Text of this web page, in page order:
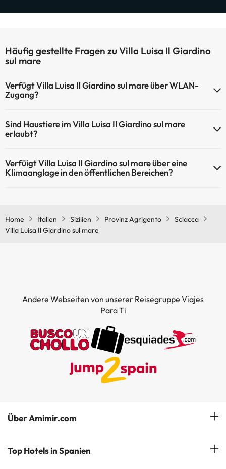
Häufig gestellte Fragen zu Villa Luisa Il Giardino
sul mare
Verfügt Villa Luisa Il Giardino sul mare über WLAN-
Zugang?
Zugang.
Villa Luisa Il Giardino sul mare verfügt über WLAN-Zugang.
Sind Haustiere im Villa Luisa Il Giardino sul mare
erlaubt?
Verfüigt Villa Luisa Il Giardino sul mare über eine
Klimaanglage in den öffentlichen Bereichen?
Home
Italien Sizilien Provinz Agrigento
Sciacca
Villa Luisa Il Giardino sul mare
Andere Webseiten von unserer Reisegruppe Viajes
Para Ti
Über Amimir.com
Unser Team
Top Hotels in Spanien